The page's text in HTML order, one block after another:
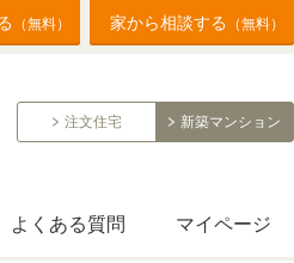
（無料） 家から相談する （無料）
注文住宅 新築マンション
よくある質問 マイページ